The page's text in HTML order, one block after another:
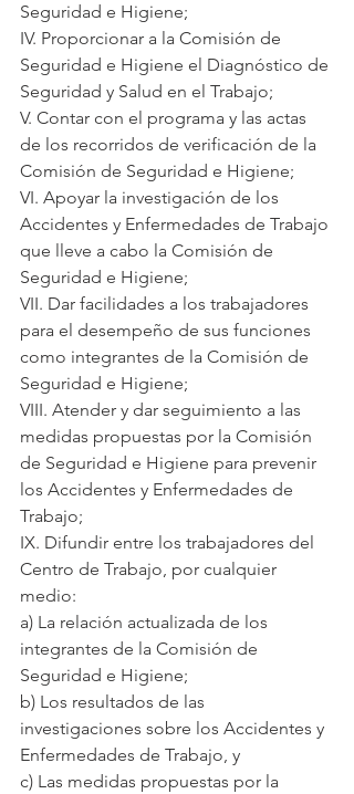
Seguridad e Higiene;
IV. Proporcionar a la Comisión de
Seguridad e Higiene el Diagnóstico de
Seguridad y Salud en el Trabajo;
V. Contar con el programa y las actas
de los recorridos de verificación de la
Comisión de Seguridad e Higiene;
VI. Apoyar la investigación de los
Accidentes y Enfermedades de Trabajo
que lleve a cabo la Comisión de
Seguridad e Higiene;
VII. Dar facilidades a los trabajadores
para el desempeño de sus funciones
como integrantes de la Comisión de
Seguridad e Higiene;
VIII. Atender y dar seguimiento a las
medidas propuestas por la Comisión
de Seguridad e Higiene para prevenir
los Accidentes y Enfermedades de
Trabajo;
IX. Difundir entre los trabajadores del
Centro de Trabajo, por cualquier
medio:
a) La relación actualizada de los
integrantes de la Comisión de
Seguridad e Higiene;
b) Los resultados de las
investigaciones sobre los Accidentes y
Enfermedades de Trabajo, y
c) Las medidas propuestas por la